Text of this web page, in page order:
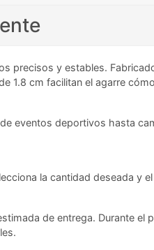
precisos y estables.
1.8 cm facilitan el agarre
eventos deportivos hasta
la cantidad deseada y
de entrega. Durante